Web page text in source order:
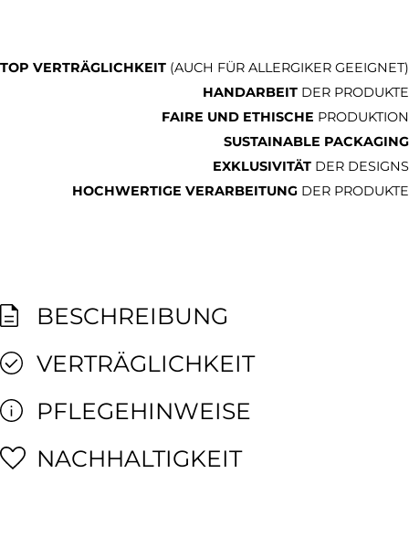
TOP VERTRÄGLICHKEIT (AUCH FÜR ALLERGIKER GEEIGNET)
HANDARBEIT DER PRODUKTE
FAIRE UND ETHISCHE PRODUKTION
SUSTAINABLE PACKAGING
EXKLUSIVITÄT DER DESIGNS
HOCHWERTIGE VERARBEITUNG DER PRODUKTE
BESCHREIBUNG
VERTRÄGLICHKEIT
PFLEGEHINWEISE
NACHHALTIGKEIT